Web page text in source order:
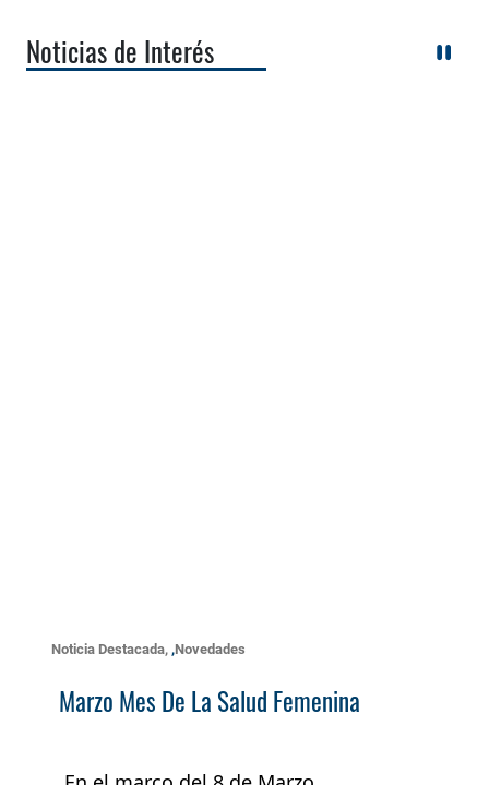
Noticias de Interés
Noticia Destacada ,Novedades
Marzo Mes De La Salud Femenina